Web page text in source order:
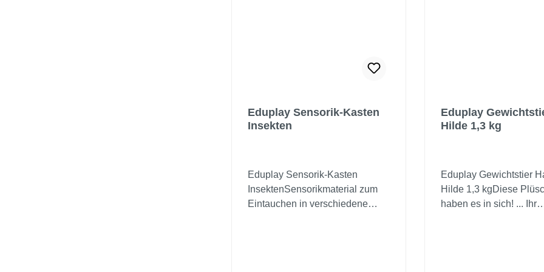
Eduplay Sensorik-Kasten
Insekten
Eduplay Sensorik-Kasten
InsektenSensorikmaterial zum
Eintauchen in verschiedene
Eduplay
Hilde 1,3 kg
Eduplay Gewichtstier
Hilde 1,3 kgDiese
haben es in sich! ... Ihr